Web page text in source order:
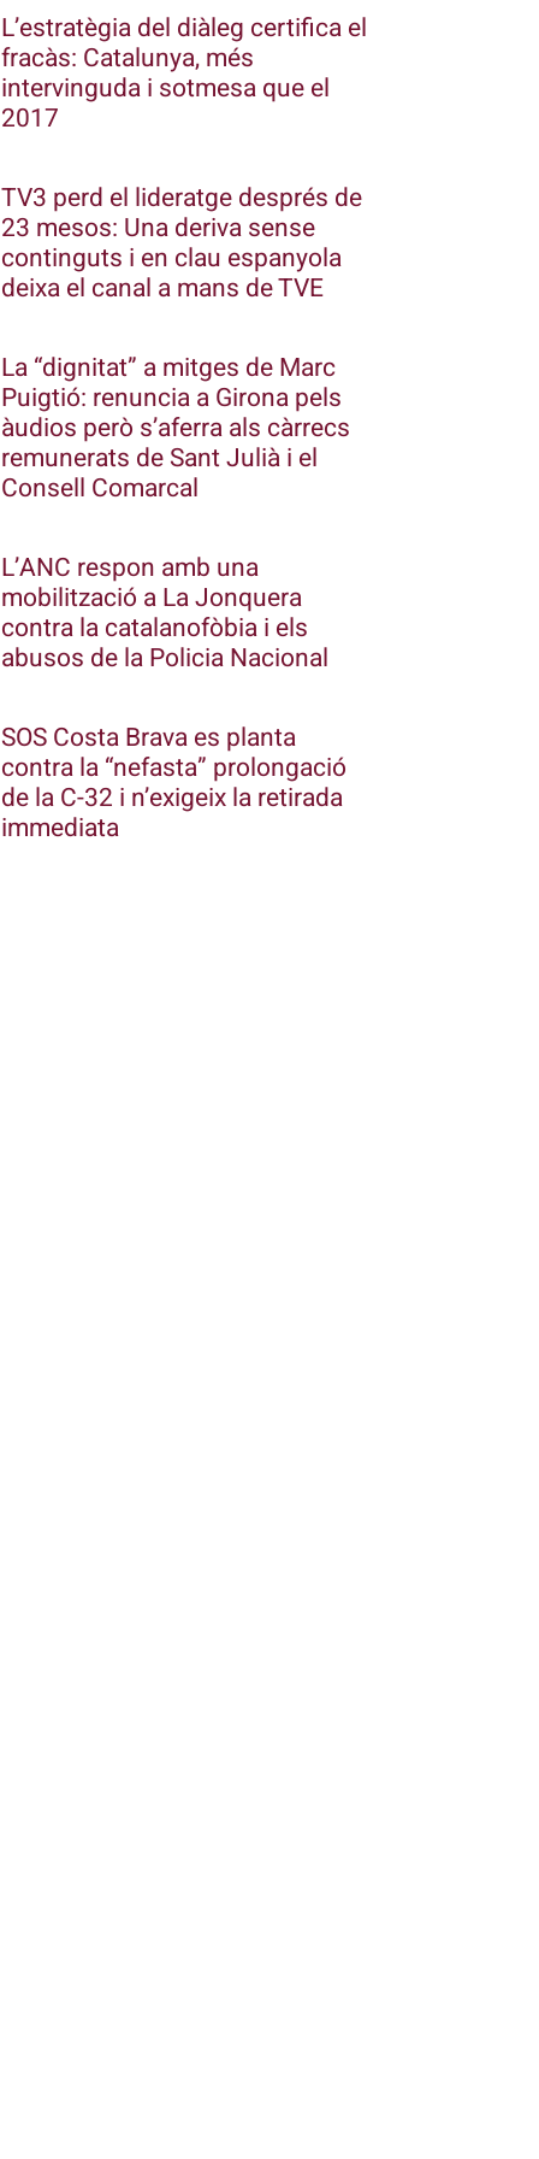
L’estratègia del diàleg certifica el
fracàs: Catalunya, més
intervinguda i sotmesa que el
2017
TV3 perd el lideratge després de
23 mesos: Una deriva sense
continguts i en clau espanyola
deixa el canal a mans de TVE
La “dignitat” a mitges de Marc
Puigtió: renuncia a Girona pels
àudios però s’aferra als càrrecs
remunerats de Sant Julià i el
Consell Comarcal
L’ANC respon amb una
mobilització a La Jonquera
contra la catalanofòbia i els
abusos de la Policia Nacional
SOS Costa Brava es planta
contra la “nefasta” prolongació
de la C-32 i n’exigeix la retirada
immediata